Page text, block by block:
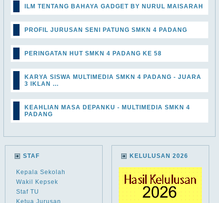
ILM TENTANG BAHAYA GADGET BY NURUL MAISARAH
PROFIL JURUSAN SENI PATUNG SMKN 4 PADANG
PERINGATAN HUT SMKN 4 PADANG KE 58
KARYA SISWA MULTIMEDIA SMKN 4 PADANG - JUARA
3 IKLAN ...
KEAHLIAN MASA DEPANKU - MULTIMEDIA SMKN 4
PADANG
STAF
Kepala Sekolah
Wakil Kepsek
Staf TU
Ketua Jurusan
KELULUSAN 2026